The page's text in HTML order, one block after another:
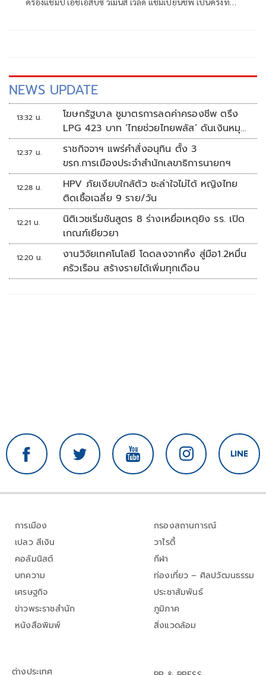
อันดับ 18 ร่วม
NEWS UPDATE
13:32 น.
โฆษกรัฐบาล ชูมาตรการลดค่าครองชีพ ตรึง
LPG 423 บาท ‘ไทยช่วยไทยพลัส’ ดันเงินหมุน
แสนล้าน
12:37 น.
ราชกิจจาฯ แพร่คำสั่งอนุทิน ตั้ง 3
ขรก.การเมืองประจำสำนักเลขาธิการนายกฯ
12:28 น.
HPV ภัยเงียบใกล้ตัว ชะล่าใจไม่ได้ หญิงไทย
ติดเชื้อเฉลี่ย 9 ราย/วัน
12:21 น.
นิติเวชเริ่มชันสูตร 8 ร่างเหยื่อเหตุยิง รร. เปิด
เกณฑ์เยียวยา
12:20 น.
งานวิจัยเทคโนโลยี โดดลงจากหิ้ง สู่มือ1.2หมื่น
ครัวเรือน สร้างรายได้เพิ่มทุกเดือน
การเมือง
เปลว สีเงิน
คอลัมนิสต์
บทความ
เศรษฐกิจ
ข่าวพระราชสำนัก
หนังสือพิมพ์
กรองสถานการณ์
วาไรตี้
กีฬา
ท่องเที่ยว – ศิลปวัฒนธรรม
ประชาสัมพันธ์
ภูมิภาค
สิ่งแวดล้อม
ต่างประเทศ